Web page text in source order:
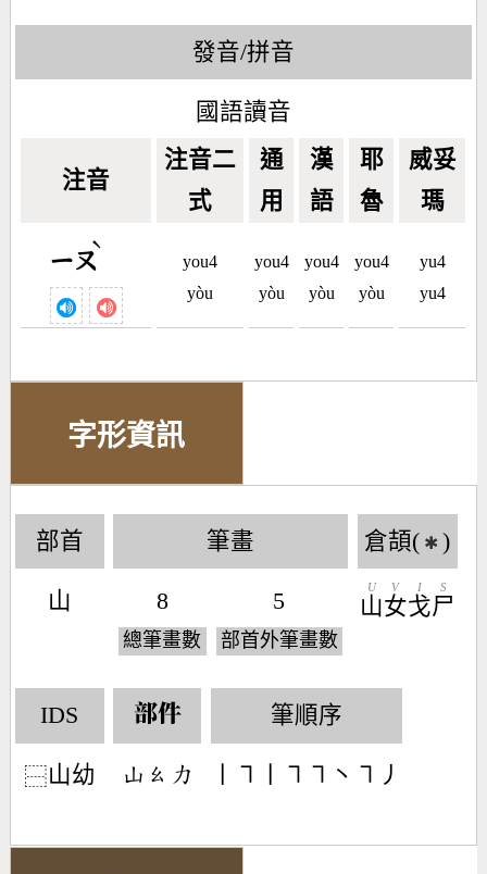
發音/拼音
國語讀音
注音
注音二
式
通
用
漢
語
耶
魯
威妥
瑪
ㄧㄡ
ˋ
you4
yòu
you4
yòu
you4
yòu
you4
yòu
yu4
yu4
字形資訊
部首
山
筆畫
8
總筆畫數
5
部首外筆畫數
倉頡( ✱ )
山
U
女
V
戈
I
尸
S
IDS
⿱山幼
部件
󶁸󶂨󶁒
筆順序
丨㇕丨㇕㇕丶㇕丿